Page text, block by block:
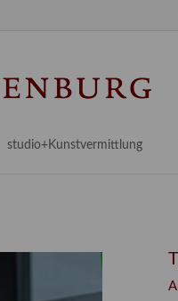
21. Jh.
studio+Kunstvermittlung
Angebote für Erwachsene
Angebote für Kitas